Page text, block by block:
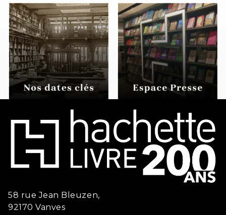
58 rue Jean Bleuzen,
92170 Vanves